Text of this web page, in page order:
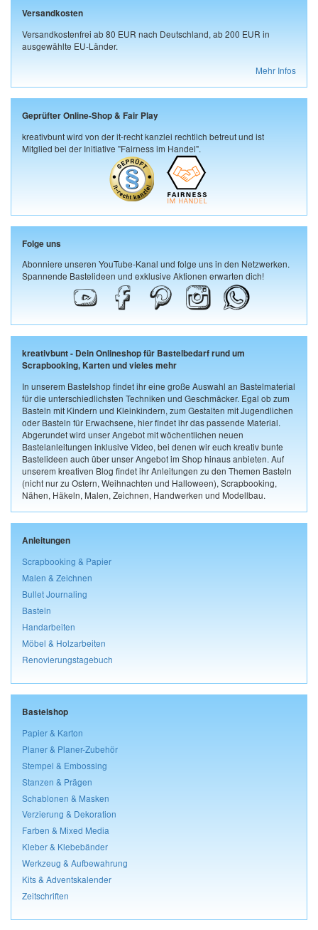
Versandkosten
Versandkostenfrei ab 80 EUR nach Deutschland, ab 200 EUR in
ausgewählte EU-Länder.
Mehr Infos
Geprüfter Online-Shop & Fair Play
kreativbunt wird von der it-recht kanzlei rechtlich betreut und ist
Mitglied bei der Initiative "Fairness im Handel".
Folge uns
Abonniere unseren YouTube-Kanal und folge uns in den Netzwerken.
Spannende Bastelideen und exklusive Aktionen erwarten dich!
kreativbunt - Dein Onlineshop für Bastelbedarf rund um
Scrapbooking, Karten und vieles mehr
In unserem Bastelshop findet ihr eine große Auswahl an Bastelmaterial
für die unterschiedlichsten Techniken und Geschmäcker. Egal ob zum
Basteln mit Kindern und Kleinkindern, zum Gestalten mit Jugendlichen
oder Basteln für Erwachsene, hier findet ihr das passende Material.
Abgerundet wird unser Angebot mit wöchentlichen neuen
Bastelanleitungen inklusive Video, bei denen wir euch kreativ bunte
Bastelideen auch über unser Angebot im Shop hinaus anbieten. Auf
unserem kreativen Blog findet ihr Anleitungen zu den Themen Basteln
(nicht nur zu Ostern, Weihnachten und Halloween), Scrapbooking,
Nähen, Häkeln, Malen, Zeichnen, Handwerken und Modellbau.
Anleitungen
Scrapbooking & Papier
Malen & Zeichnen
Bullet Journaling
Basteln
Handarbeiten
Möbel & Holzarbeiten
Renovierungstagebuch
Bastelshop
Papier & Karton
Planer & Planer-Zubehör
Stempel & Embossing
Stanzen & Prägen
Schablonen & Masken
Verzierung & Dekoration
Farben & Mixed Media
Kleber & Klebebänder
Werkzeug & Aufbewahrung
Kits & Adventskalender
Zeitschriften